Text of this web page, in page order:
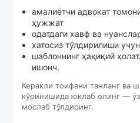
амалиётчи адвокат
ҳужжат
одатдаги хавф ва
хатосиз тўлдирилиши
шаблоннинг ҳақиқий
ишонч.
Керакли тоифани танланг ва
кўринишида юклаб олинг —
мослаб тўлдиринг.